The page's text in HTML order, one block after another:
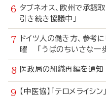
タブネオス、欧州で承認
引き続き協議中」
ドイツ人の働き方、参
曜 「うぱのちいさな一歩
医政局の組織再編を通
【中医協】「テロメライ